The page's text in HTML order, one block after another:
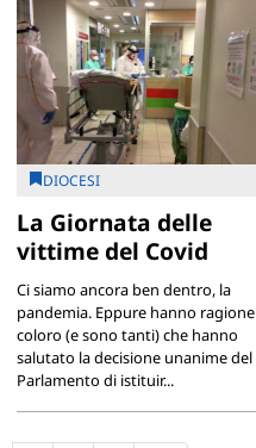
DIOCESI
La Giornata delle
vittime del Covid
Ci siamo ancora ben dentro, la
pandemia. Eppure hanno ragione
coloro (e sono tanti) che hanno
salutato la decisione unanime del
Parlamento di istituir...